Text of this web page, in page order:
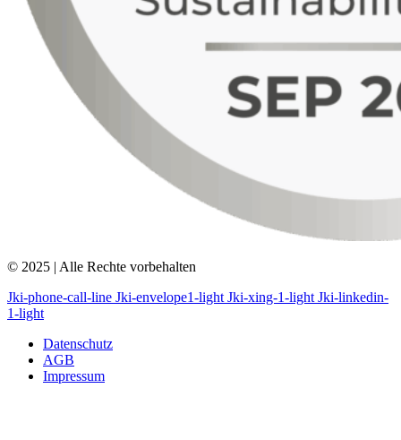
© 2025 | Alle Rechte vorbehalten
Jki-phone-call-line Jki-envelope1-light Jki-xing-1-light Jki-linkedin-
1-light
Datenschutz
AGB
Impressum